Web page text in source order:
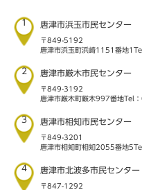
1 唐津市浜玉市民センター
〒849-5192
唐津市浜玉町浜崎1151番地1
2 唐津市厳木市民センター
〒849-3192
唐津市厳木町厳木997番地Tel
3 唐津市相知市民センター
〒849-3201
唐津市相知町相知2055番地5
4 唐津市北波多市民センター
〒847-1292